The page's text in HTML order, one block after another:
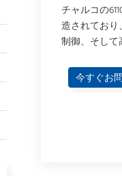
チャルコの
造されてお
制御、そして
今すぐお